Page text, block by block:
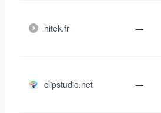
hitek.fr —
clipstudio.net —